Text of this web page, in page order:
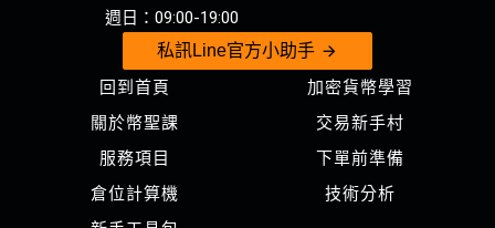
週日：09:00-19:00
私訊Line官方小助手
回到首頁
關於幣聖課
服務項目
倉位計算機
加密貨幣學習
交易新手村
下單前準備
技術分析